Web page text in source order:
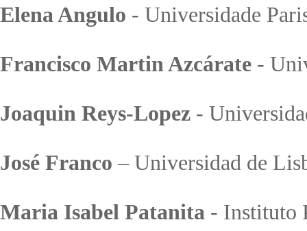
Elena Angulo - Universidade
Francisco Martin Azcárate -
Joaquin Reys-Lopez -
José Franco – Universidad de
Maria Isabel Patanita - Instituto